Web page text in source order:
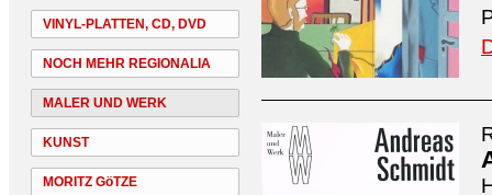
VINYL-PLATTEN, CD, DVD
NOCH MEHR REGIONALIA
MALER UND WERK
KUNST
MORITZ GöTZE